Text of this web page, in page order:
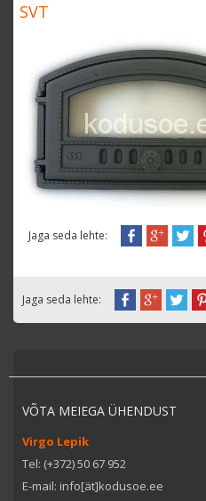
SVT
Jaga seda lehte:
Jaga seda lehte:
VÕTA MEIEGA ÜHENDUST
Virgo Lepik
Tel: (+372) 50 67 952
E-mail: info[ät]kodusoe.ee